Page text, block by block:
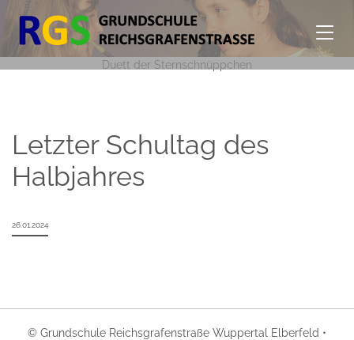
Duett der Sternschnüppchen
Letzter Schultag des
Halbjahres
26.01.2024
© Grundschule Reichsgrafenstraße Wuppertal Elberfeld •